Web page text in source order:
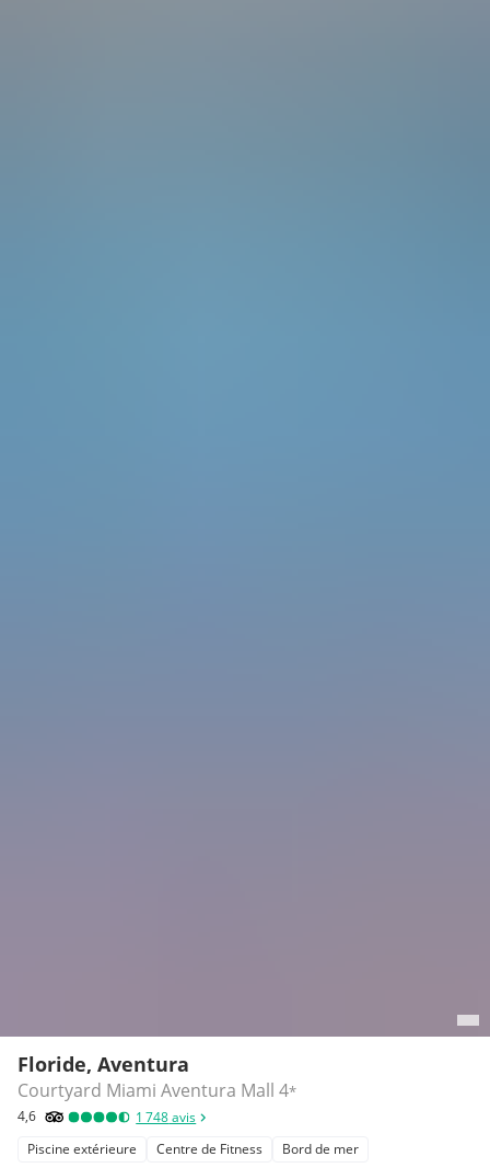
Floride, Aventura
Courtyard Miami Aventura Mall 4*
4,6 1 748avis
Piscine extérieure
Centre de Fitness Bord de mer